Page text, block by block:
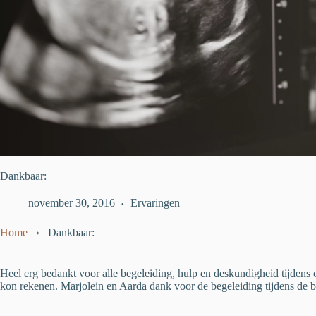
Dankbaar:
november 30, 2016 Ervaringen
Home › Dankbaar:
Heel erg bedankt voor alle begeleiding, hulp en deskundigheid
kon rekenen. Marjolein en Aarda dank voor de begeleiding tijdens